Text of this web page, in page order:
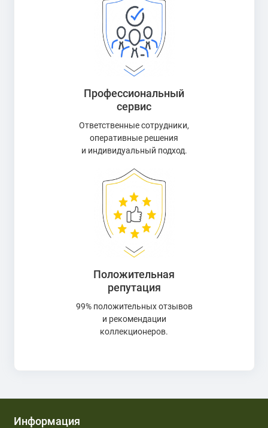
Профессиональный
сервис
Ответственные сотрудники,
оперативные решения
и индивидуальный подход.
Положительная
репутация
99% положительных отзывов
и рекомендации
коллекционеров.
Информация